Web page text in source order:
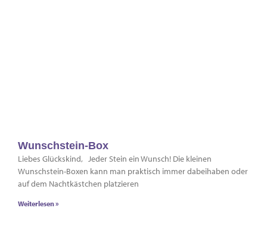
Wunschstein-Box
Liebes Glückskind, Jeder Stein ein Wunsch! Die kleinen
Wunschstein-Boxen kann man praktisch immer dabeihaben oder
auf dem Nachtkästchen platzieren
Weiterlesen »